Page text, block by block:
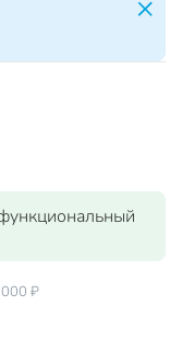
000 ₽